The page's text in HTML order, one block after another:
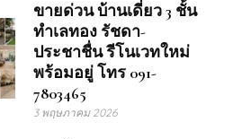
ขายด่วน บ้านเดี่ยว 3 ชั้น
ทำเลทอง รัชดา-
ประชาชื่น รีโนเวทใหม่
พร้อมอยู่ โทร 091-
7803465
3 พฤษภาคม 2026